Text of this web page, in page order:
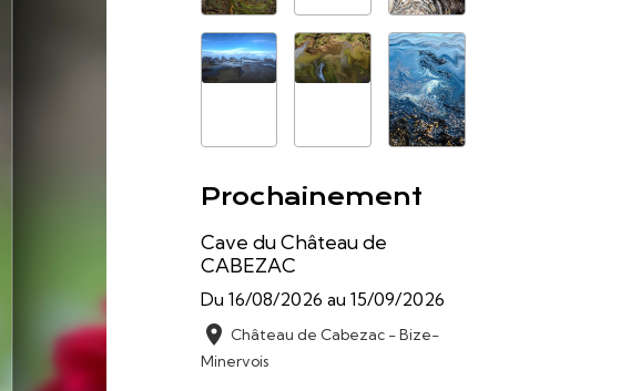
Prochainement
Cave du Château de
CABEZAC
Du 16/08/2026 au 15/09/2026
Château de Cabezac - Bize-
Minervois